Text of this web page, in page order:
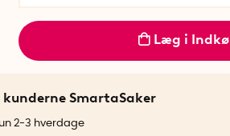
Læg i
SmartaSaker
2-3 hverdage